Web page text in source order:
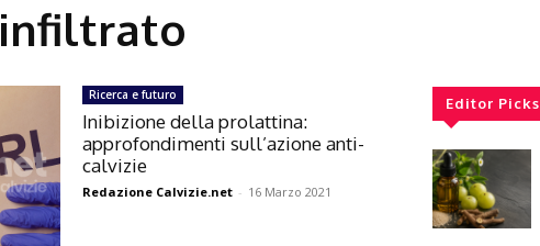
infiltrato
Ricerca e futuro
Inibizione della prolattina:
approfondimenti sull’azione anti-
calvizie
Redazione Calvizie.net - 16 Marzo 2021
Editor Picks